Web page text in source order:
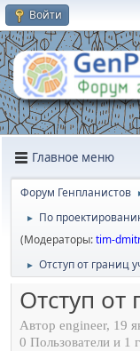
Войти
Главное меню
Форум Генпланистов
►
По
(Модераторы:tim-
► Отступ от границ
Отступ от
Автор engineer, 19
0 Пользователи и 1